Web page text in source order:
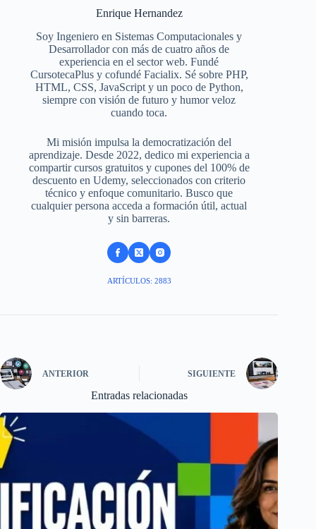
Enrique Hernandez
Soy Ingeniero en Sistemas Computacionales y
Desarrollador con más de cuatro años de
experiencia en el sector web. Fundé
CursotecaPlus y cofundé Facialix. Sé sobre PHP,
HTML, CSS, JavaScript y un poco de Python,
siempre con visión de futuro y humor veloz
cuando toca.
Mi misión impulsa la democratización del
aprendizaje. Desde 2022, dedico mi experiencia a
compartir cursos gratuitos y cupones del 100% de
descuento en Udemy, seleccionados con criterio
técnico y enfoque comunitario. Busco que
cualquier persona acceda a formación útil, actual
y sin barreras.
ARTÍCULOS: 2883
ANTERIOR SIGUIENTE
Entradas relacionadas